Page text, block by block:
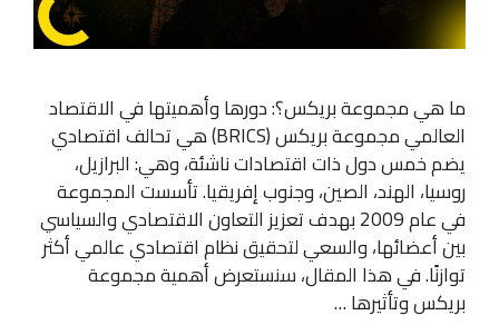
ما هي مجموعة بريكس؟: دورها وأهميتها في الاقتصاد
العالمي مجموعة بريكس (BRICS) هي تحالف اقتصادي
يضم خمس دول ذات اقتصادات ناشئة، وهي: البرازيل،
روسيا، الهند، الصين، وجنوب إفريقيا. تأسست المجموعة
في عام 2009 بهدف تعزيز التعاون الاقتصادي والسياسي
بين أعضائها، والسعي لتحقيق نظام اقتصادي عالمي أكثر
توازنًا. في هذا المقال، سنستعرض أهمية مجموعة
بريكس وتأثيرها …